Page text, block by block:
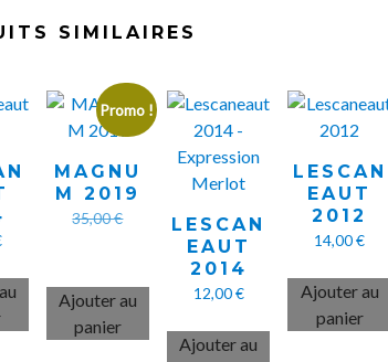
SIMILAIRES
Promo !
MAGNU
M 2019
35,00€Le
était :
actuel
30,00 €.
Ajouter au
panier
LESCAN
EAUT
2014
12,00€
Ajouter au
LESCAN
EAUT
2012
14,00€
Ajouter au
panier